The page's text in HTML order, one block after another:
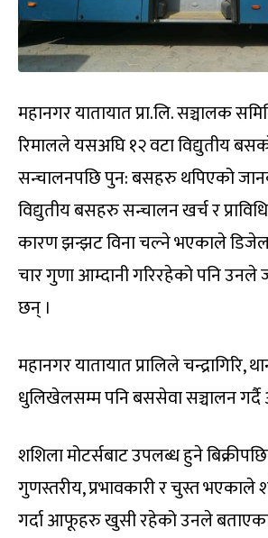
महानगर यातायात प्रा.लि. सञ्चालक
रिमालले यसअघि १२ वटा विद्युतीय
सन्चालनपछि पुन: बसहरु थपिएको
विद्युतीय बसहरु सन्चालन खर्च र
कारण झन्झट विना चल्ने भएकाले
चार गुणा आम्दानी गरिरहेको पनि उनले
छन् ।
महानगर यातायात प्रालिले चन्द्रागिरि,
धुलिखेलसम्म पनि बससेवा सञ्चालन
शशिला मोटर्सबाट उपलब्ध हुने
गुणस्तरीय, प्रभावकारी र चुस्त
गर्दा आफूहरु खुसी रहेको उनले